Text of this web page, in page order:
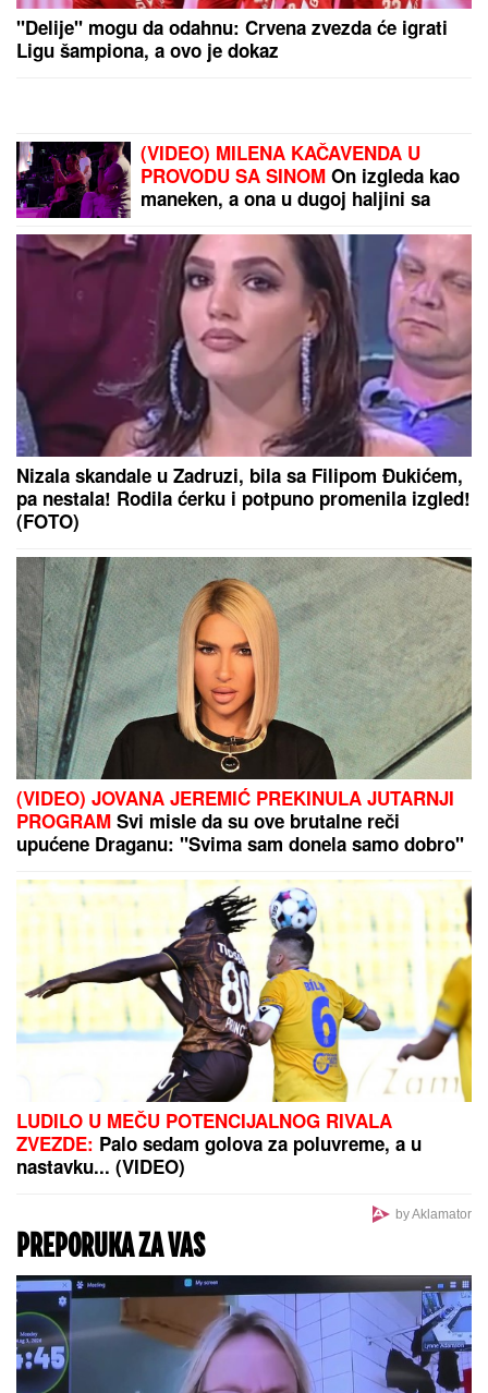
Incident u Kikindi: Jedan hitno prevezen u Novi Sad
"Specijalan pozdrav za Slobu Vasića,
Brat i snajka Teodore Džehverović
pazarili luks stan u Dubaiju: "Plan
nam je bio potpuno drugačiji, ali..."
"KADA JE SHVATILA DA DOLAZI KRAJ TO NAM JE
TRAŽILA"Pevačica se lavovski borila sa
karcinomom, pred smrt imala samo jedan zahtev:
"Trudimo se da joj ispunimo želju"
Katastrofa izbegnuta u poslednjem
trenutku: Avioni dve avio kompanije
zamalo se sudarili!
(VIDEO) MARIJANA MATEUS ĐUSKA
ISPRED BINE Uhvatili smo je na
Cecinom koncertu, u miniću
pokazala izvajane noge, u publici i
ova poznata pevačica uživa sa
"Delije" mogu da odahnu: Crvena zvezda će igrati
Ligu šampiona, a ovo je dokaz
Inspekcija ZATVORILA objekat
Vladimira Tomovića u Crnoj Gori, on
sad otkrio šta se dešava: "Neki se
slade, neću im zaboraviti"
(VIDEO) MILENA KAČAVENDA U
PROVODU SA SINOM
On izgleda kao
maneken, a ona u dugoj haljini sa
kristalima - Napustila Srbiju, evo
kako provodi vreme po izlasku iz
"Elite 9"